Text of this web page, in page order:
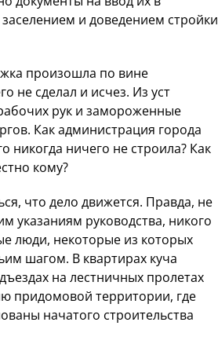
и доведением стройки
произошла по вине
не сделал и исчез. Из уст
рук и замороженные
Как администрация города
никогда ничего не строила? Как
кому?
что дело движется. Правда, не
указаниям руководства, никого
люди, некоторые из которых
шагом. В квартирах куча
на лестничных пролетах
придомовой территории, где
начатого строительства